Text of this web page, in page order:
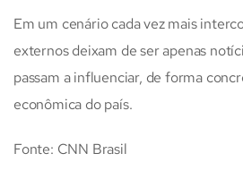
Em um cenário cada vez mais
externos deixam de ser apenas
passam a influenciar, de forma
econômica do país.
Fonte: CNN Brasil